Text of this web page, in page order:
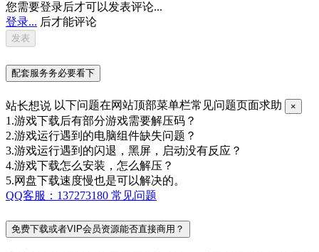
您需要登录后才可以发表评论...
登录... 后才能评论
配套服务务必要看下
站长想说 以下问题在网站顶部菜单栏常见问题页面求助 ×
1.游戏下载后有部分游戏需要解压码？
2.游戏运行遇到的电脑组件缺失问题？
3.游戏运行遇到的闪退，黑屏，启动没有反应？
4.游戏下载怎么安装，怎么解压？
5.网盘下载速度慢也是可以解决的。
QQ客服：137273180 常见问题
免费下载或者VIP会员资源能否直接商用？